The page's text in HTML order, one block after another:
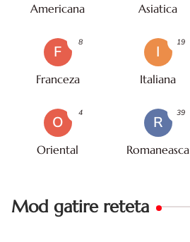
Americana Asiatica
F
Franceza
8
I
Italiana
19
O
Oriental
4
R
Romaneasca
39
Mod gatire reteta